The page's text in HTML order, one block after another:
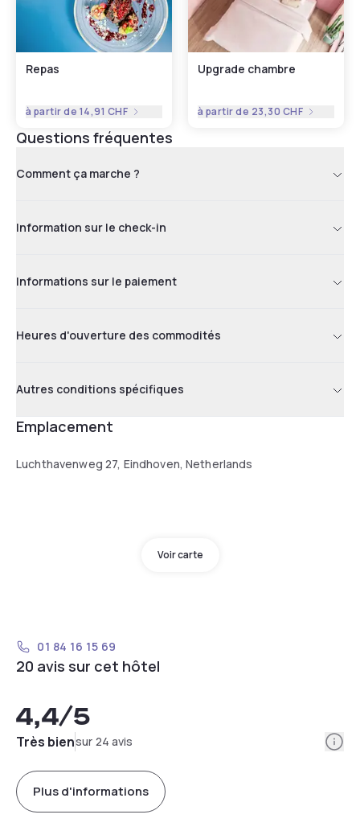
Repas
à partir de 14,91 CHF
Upgrade chambre
à partir de 23,30 CHF
Questions fréquentes
Comment ça marche ?
Information sur le check-in
Informations sur le paiement
Heures d'ouverture des commodités
Autres conditions spécifiques
Emplacement
Luchthavenweg 27, Eindhoven, Netherlands
Voir carte
01 84 16 15 69
20 avis sur cet hôtel
4,4/5
Très biensur 24 avis
Plus d'informations